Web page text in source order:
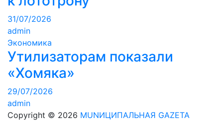
31/07/2026
admin
Экономика
Утилизаторам показали
«Хомяка»
29/07/2026
admin
Copyright © 2026 MUNИЦИПАЛЬНАЯ GAZЕТА